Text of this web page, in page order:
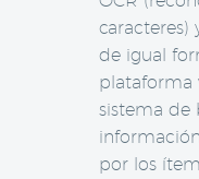
caracteres)
de igual
plataforma
sistema de
por los